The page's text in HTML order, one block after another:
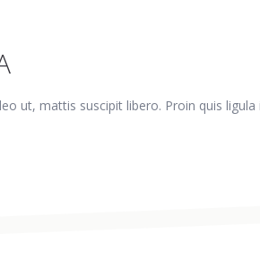
ut, mattis suscipit libero. Proin quis